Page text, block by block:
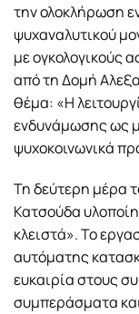
την ολοκλήρωση
ψυχαναλυτικού
με ογκολογικούς
από τη Δομή
θέμα: «Η
ενδυνάμωσης ως
ψυχοκοινωνικά
Τη δεύτερη μέρα
Κατσούδα
κλειστά». Το
αυτόματης
ευκαιρία στους
συμπεράσματα